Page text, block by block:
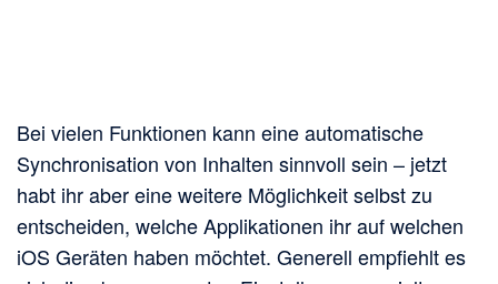
Bei vielen Funktionen kann eine automatische
Synchronisation von Inhalten sinnvoll sein – jetzt
habt ihr aber eine weitere Möglichkeit selbst zu
entscheiden, welche Applikationen ihr auf welchen
iOS Geräten haben möchtet. Generell empfiehlt es